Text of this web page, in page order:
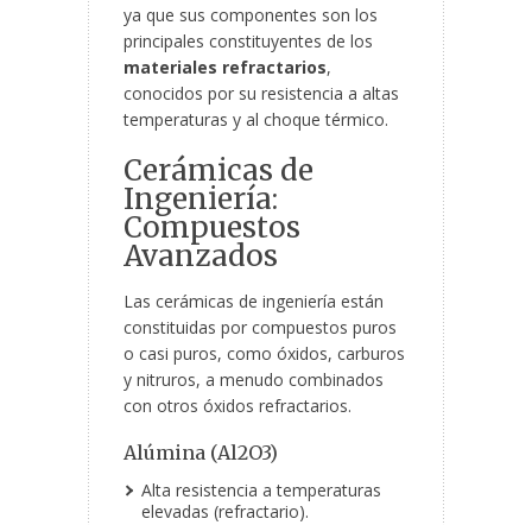
ya que sus componentes son los
principales constituyentes de los
materiales refractarios,
conocidos por su resistencia a altas
temperaturas y al choque térmico.
Cerámicas de
Ingeniería:
Compuestos
Avanzados
Las cerámicas de ingeniería están
constituidas por compuestos puros
o casi puros, como óxidos, carburos
y nitruros, a menudo combinados
con otros óxidos refractarios.
Alúmina (Al2O3)
Alta resistencia a temperaturas
elevadas (refractario).